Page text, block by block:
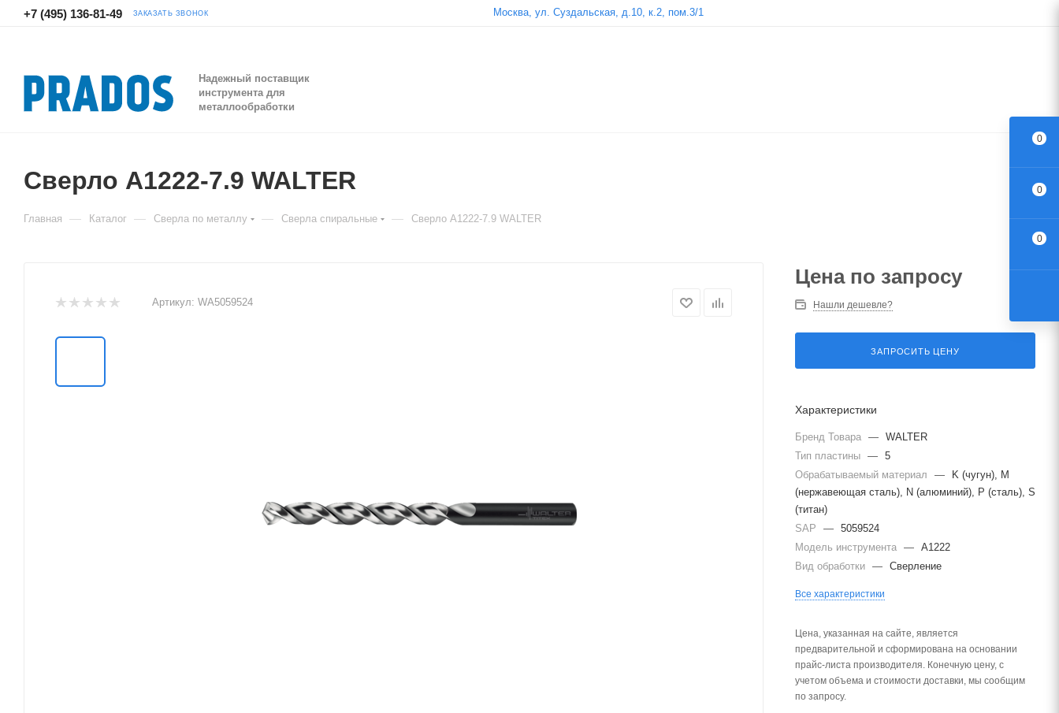
+7 (495) 136-81-49 ЗАКАЗАТЬ ЗВОНОК Москва, ул. Суздальская, д.10, к.2, пом.3/1
Надежный поставщик
инструмента для
металлообработки
Сверло A1222-7.9 WALTER
Главная — Каталог — Сверла по металлу — Сверла спиральные — Сверло A1222-7.9 WALTER
Артикул: WA5059524
Цена по запросу
Нашли дешевле?
ЗАПРОСИТЬ ЦЕНУ
Характеристики
Бренд Товара — WALTER
Тип пластины — 5
Обрабатываемый материал
—
K (чугун), M
(нержавеющая сталь), N (алюминий), P (сталь), S
(титан)
SAP
— 5059524
Модель инструмента — A1222
Вид обработки — Сверление
Все характеристики
Цена, указанная на сайте, является
предварительной и сформирована на основании
прайс-листа производителя. Конечную цену, с
учетом объема и стоимости доставки, мы сообщим
по запросу.
0
0
0